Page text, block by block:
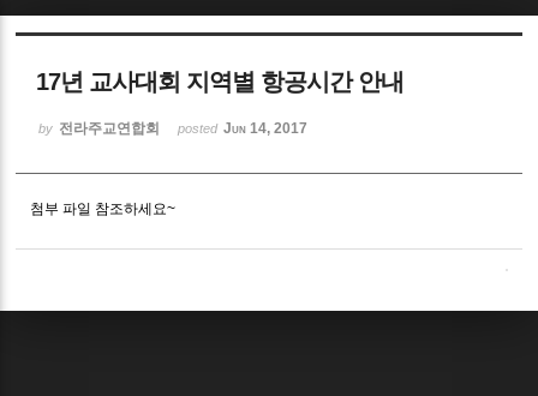
17년 교사대회 지역별 항공시간 안내
by 전라주교연합회 posted Jun 14, 2017
첨부 파일 참조하세요~
Sketchbook5, 스케치북5
Sketchbook5, 스케치북5